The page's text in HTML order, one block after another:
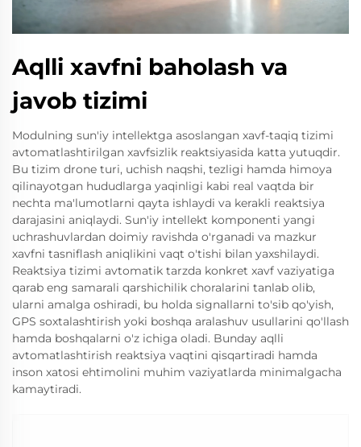
Aqlli xavfni baholash va
javob tizimi
Modulning sun'iy intellektga asoslangan xavf-taqiq tizimi
avtomatlashtirilgan xavfsizlik reaktsiyasida katta yutuqdir.
Bu tizim drone turi, uchish naqshi, tezligi hamda himoya
qilinayotgan hududlarga yaqinligi kabi real vaqtda bir
nechta ma'lumotlarni qayta ishlaydi va kerakli reaktsiya
darajasini aniqlaydi. Sun'iy intellekt komponenti yangi
uchrashuvlardan doimiy ravishda o'rganadi va mazkur
xavfni tasniflash aniqlikini vaqt o'tishi bilan yaxshilaydi.
Reaktsiya tizimi avtomatik tarzda konkret xavf vaziyatiga
qarab eng samarali qarshichilik choralarini tanlab olib,
ularni amalga oshiradi, bu holda signallarni to'sib qo'yish,
GPS soxtalashtirish yoki boshqa aralashuv usullarini qo'llash
hamda boshqalarni o'z ichiga oladi. Bunday aqlli
avtomatlashtirish reaktsiya vaqtini qisqartiradi hamda
inson xatosi ehtimolini muhim vaziyatlarda minimalgacha
kamaytiradi.